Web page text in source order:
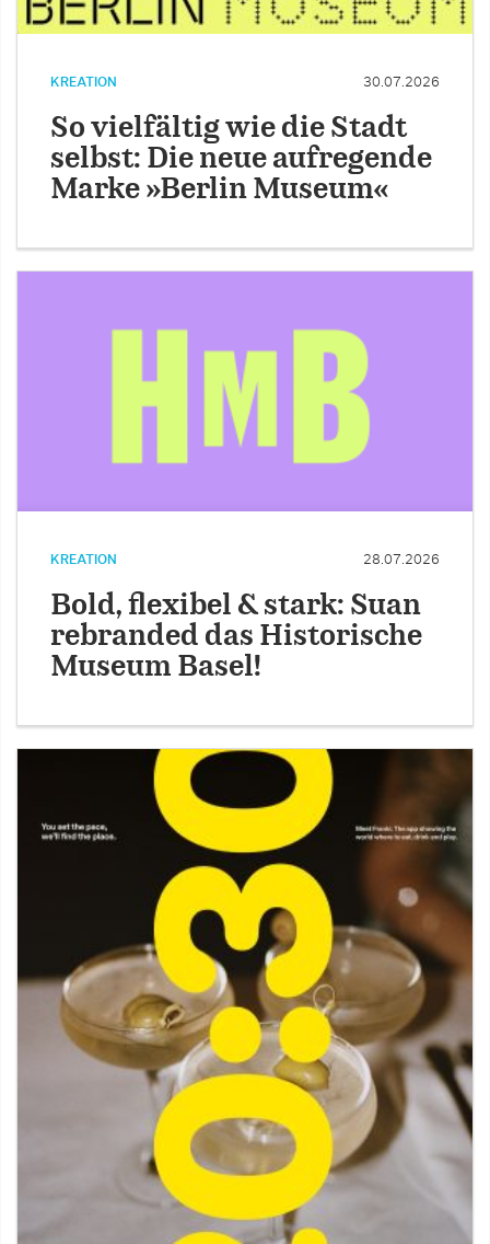
KREATION 30.07.2026
So vielfältig wie die Stadt
selbst: Die neue aufregende
Marke »Berlin Museum«
KREATION 28.07.2026
Bold, flexibel & stark: Suan
rebranded das Historische
Museum Basel!